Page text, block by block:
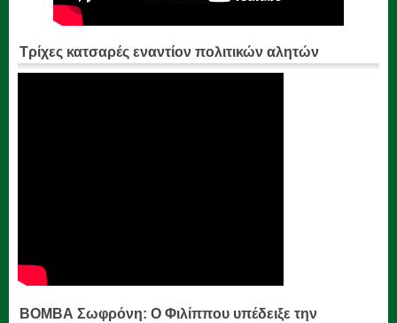
Τρίχες κατσαρές εναντίον πολιτικών αλητών
ΒΟΜΒΑ Σωφρόνη: Ο Φιλίππου υπέδειξε την